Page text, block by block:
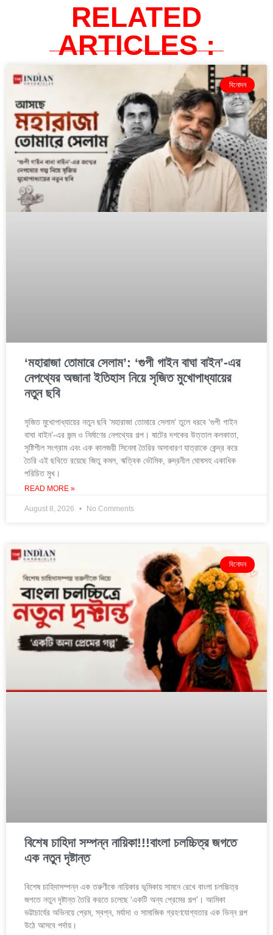
RELATED
ARTICLES :
বিনোদন
‘মহারাজা তোমারে সেলাম’: ‘গুপী গাইন বাঘা বাইন’-এর
নেপথ্যের অজানা ইতিহাস নিয়ে সৃজিত মুখোপাধ্যায়ের
নতুন ছবি
সৃজিত মুখোপাধ্যায়ের নতুন ছবি ‘মহারাজা তোমারে সেলাম’ তুলে ধরবে ‘গুপী গাইন
বাঘা বাইন’-এর জন্ম ও নির্মাণের নেপথ্যের গল্প। ষাটের দশকের উত্তাল কলকাতা,
সৃষ্টিশীল সংগ্রাম এবং এক কালজয়ী সিনেমা তৈরির অসাধারণ যাত্রাকে কেন্দ্র করে
তৈরি এই ছবিতে রয়েছে জিতু কমল, ঋত্বিক ভৌমিক, রুদ্রনীল ঘোষসহ একাধিক
পরিচিত মুখ।
READ MORE »
August 8, 2026 No Comments
বিনোদন
বিশেষ চাহিদা সম্পন্ন নায়িকা!!!বাংলা চলচ্চিত্র জগতে
এক নতুন দৃষ্টান্ত
বিশেষ চাহিদাসম্পন্ন এক তরুণীকে নায়িকার ভূমিকায় সামনে রেখে বাংলা চলচ্চিত্র
জগতে নতুন দৃষ্টান্ত তৈরি করতে চলেছে ‘একটি অন্য প্রেমের গল্প’। আমিকা
ভট্টাচার্যের অভিনয়ে প্রেম, স্বপ্ন, মর্যাদা ও সামাজিক গ্রহণযোগ্যতার এক ভিন্ন গল্প
উঠে আসবে পর্দায়।